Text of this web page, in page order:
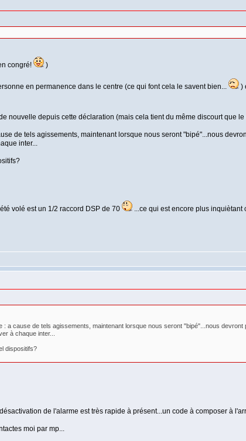
congré! )
en permanence dans le centre (ce qui font cela le savent bien...
)
nouvelle depuis cette déclaration (mais cela tient du même discourt que
de tels agissements, maintenant lorsque nous seront "bipé"...nous
inter...
volé est un 1/2 raccord DSP de 70
...ce qui est encore plus
: a cause de tels agissements, maintenant lorsque nous seront "bipé"...nous
à chaque inter...
dispositifs?
de l'alarme est très rapide à présent...un code à composer à
moi par mp...